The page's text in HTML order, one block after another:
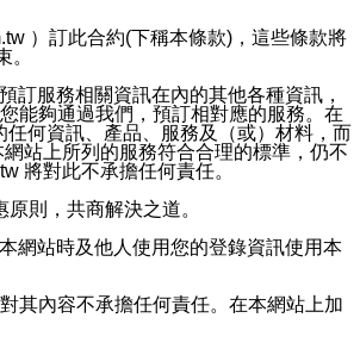
指示之方法、說明或功能連結，隨時
息。
）訂此合約(下稱本條款)，這些條款將
訂服務相關資訊在內的其他各種資訊，
能夠通過我們，預訂相對應的服務。在
何資訊、產品、服務及（或）材料，而
站上所列的服務符合合理的標準，仍不
將對此不承擔任何責任。
則，共商解決之道。
網站時及他人使用您的登錄資訊使用本
其內容不承擔任何責任。在本網站上加